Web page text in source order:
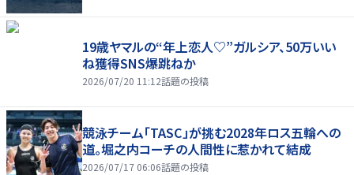
19歳ヤマルの“年上恋人♡”ガルシア、50万いい
ね獲得SNS爆跳ねか
2026/07/20 11:12話題の投稿
競泳チーム「TASC」が挑む2028年ロス五輪への
道。堀之内コーチの人間性に惹かれて結成
2026/07/17 06:06話題の投稿